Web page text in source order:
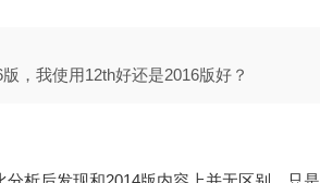
，我使用12th好还是2016版好？